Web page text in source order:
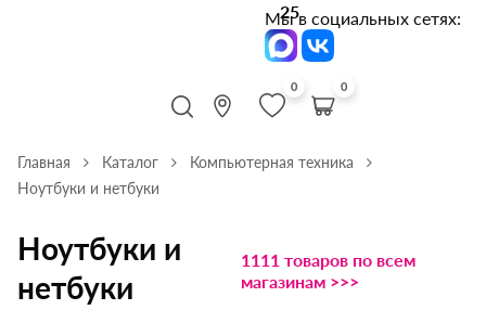
25
Мы в социальных сетях:
0 0
Главная Каталог
Компьютерная техника
Ноутбуки и нетбуки
Ноутбуки и
нетбуки
1111 товаров по всем
магазинам >>>